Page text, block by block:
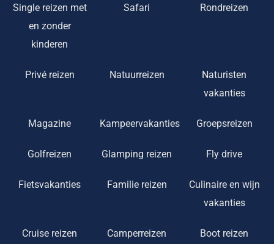
Single reizen met
en zonder
kinderen
Safari Rondreizen
Privé reizen Natuurreizen
Naturisten
vakanties
Magazine Kampeervakanties Groepsreizen
Golfreizen Glamping reizen Fly drive
Fietsvakanties Familie reizen
Culinaire en wijn
vakanties
Cruise reizen Camperreizen Boot reizen